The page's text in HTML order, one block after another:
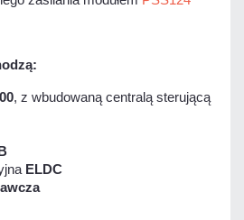
, z wbudowaną centralą sterującą
ELDC